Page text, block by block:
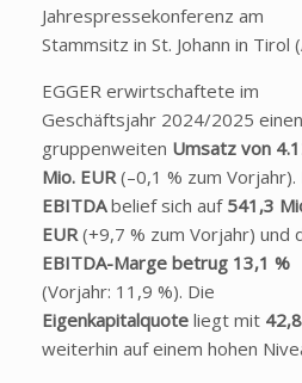
Jahrespressekonferenz am
Stammsitz in St. Johann in Tirol
EGGER erwirtschaftete im
Geschäftsjahr 2024/2025 einen
gruppenweiten Umsatz von
Mio. EUR (–0,1 % zum Vorjahr).
EBITDAbelief sich auf 541,3
EUR (+9,7 % zum Vorjahr) und
EBITDA-Marge betrug 13,1 %
(Vorjahr: 11,9 %). Die
Eigenkapitalquote liegt mit
weiterhin auf einem hohen